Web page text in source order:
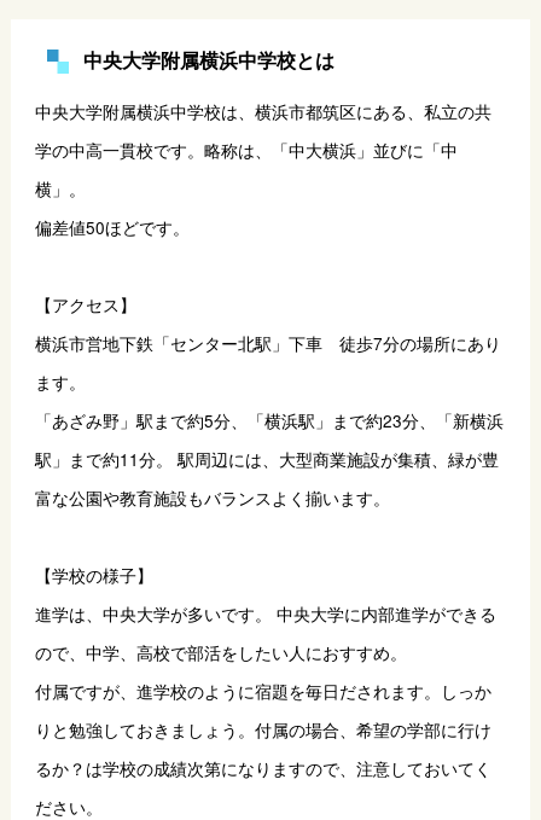
中央大学附属横浜中学校とは
中央大学附属横浜中学校は、横浜市都筑区にある、私立の共
学の中高一貫校です。略称は、「中大横浜」並びに「中
横」。
偏差値50ほどです。
【アクセス】
横浜市営地下鉄「センター北駅」下車　徒歩7分の場所にあり
ます。
「あざみ野」駅まで約5分、「横浜駅」まで約23分、「新横浜
駅」まで約11分。 駅周辺には、大型商業施設が集積、緑が豊
富な公園や教育施設もバランスよく揃います。
【学校の様子】
進学は、中央大学が多いです。 中央大学に内部進学ができる
ので、中学、高校で部活をしたい人におすすめ。
付属ですが、進学校のように宿題を毎日だされます。しっか
りと勉強しておきましょう。付属の場合、希望の学部に行け
るか？は学校の成績次第になりますので、注意しておいてく
ださい。